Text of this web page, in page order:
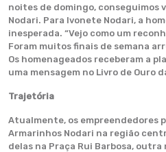
noites de domingo, conseguimos
Nodari. Para Ivonete Nodari, a
inesperada. “Vejo como um
Foram muitos finais de semana
Os homenageados receberam a
uma mensagem no Livro de Ouro
Trajetória
Atualmente, os empreendedores
Armarinhos Nodari na região
delas na Praça Rui Barbosa,